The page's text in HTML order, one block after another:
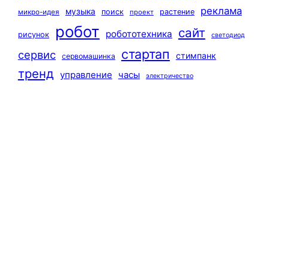
микро-идея музыка поиск проект растение реклама
рисунок робот робототехника сайт светодиод
сервис сервомашинка стартап стимпанк
тренд управление часы электричество